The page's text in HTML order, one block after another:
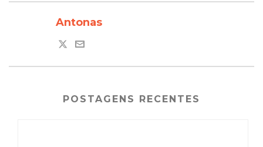
Antonas
POSTAGENS RECENTES